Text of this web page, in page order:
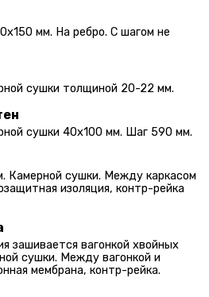
мм. На ребро. С шагом не
сушки толщиной 20-22 мм.
сушки 40х100 мм. Шаг 590 мм.
Камерной сушки. Между каркасом
изоляция, контр-рейка
зашивается вагонкой хвойных
сушки. Между вагонкой и
мембрана, контр-рейка.